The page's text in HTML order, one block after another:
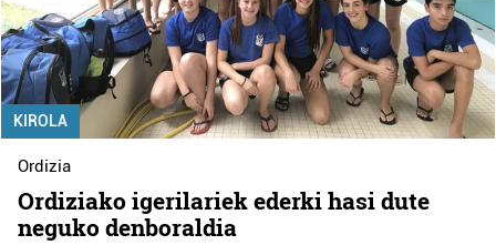
KIROLA
Ordizia
Ordiziako igerilariek ederki hasi dute
neguko denboraldia